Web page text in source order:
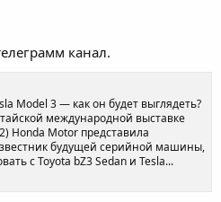
канал.
Model 3 — как он будет выглядеть?
международной выставке
Honda Motor представила
будущей серийной машины,
с Toyota bZ3 Sedan и Tesla...